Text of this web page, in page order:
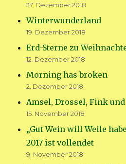
27. Dezember 2018
Winterwunderland
19. Dezember 2018
Erd-Sterne zu
12. Dezember 2018
Morning has broken
2. Dezember 2018
Amsel, Drossel, Fink und
15. November 2018
„Gut Wein will Weile
2017 ist vollendet
9. November 2018